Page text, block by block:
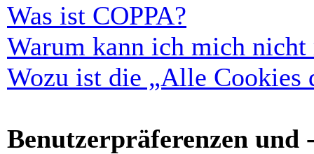
Was ist COPPA?
Warum kann ich mich nicht
Wozu ist die „Alle Cookies
Benutzerpräferenzen und